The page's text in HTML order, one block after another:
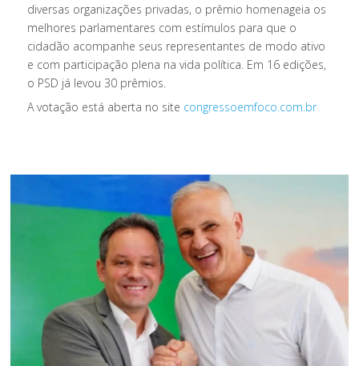
diversas organizações privadas, o prêmio homenageia os
melhores parlamentares com estímulos para que o
cidadão acompanhe seus representantes de modo ativo
e com participação plena na vida política. Em 16 edições,
o PSD já levou 30 prêmios.
A votação está aberta no site congressoemfoco.com.br